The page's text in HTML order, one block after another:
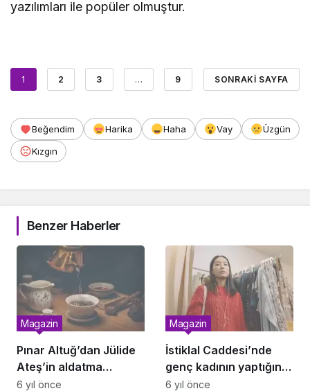
yazılımları ile popüler olmuştur.
1 2 3 … 9 SONRAKI SAYFA
Beğendim Harika Haha Vay
Üzgün
Kızgın
Benzer Haberler
Pınar Altuğ’dan Jülide
Ateş’in aldatma
sorusuna sert yanıt:
Magazin
6 yıl önce
İstiklal Caddesi’nde
genç kadının yaptığını
gören şaştı kaldı!
Magazin
6 yıl önce